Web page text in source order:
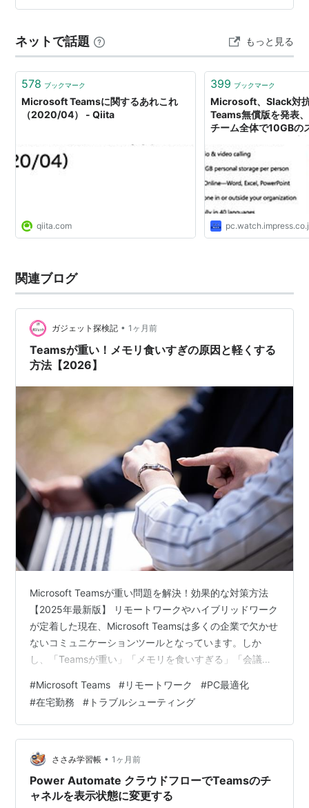
けができていないと、再起動やキャッシュ削除を繰り返
気づかずに30分間トラブルシューティングをしていた」
という経験があ…
ネットで話題 もっと見る
578 ブックマーク
Microsoft Teamsに関するあれこれ
（2020/04） - Qiita
qiita.com
399 ブックマーク
Microsoft、Slack対
Teams無償版を発表
チーム全体で10GBの
関連ブログ
ガジェット探検記 • 1ヶ月前
Teamsが重い！メモリ食いすぎの原因と軽くする
方法【2026】
Microsoft Teamsが重い問題を解決！効果的な対策方法
【2025年最新版】 リモートワークやハイブリッドワーク
が定着した現在、Microsoft Teamsは多くの企業で欠かせ
ないコミュニケーションツールとなっています。しか
し、「Teamsが重い」「メモリを食いすぎる」「会議中
る」といった悩みを抱えている方も多いのではないでし
ょうか。 多くのTeams利用者が、メモリ食いすぎによる
動作の重さに関する課題を感じているという声が聞かれ
ます。この記事では、IT運用の経験に基づいて、Teams
のメモリ食いすぎ・重さを軽くする具体的な対策方法…
#Microsoft Teams #リモートワーク #PC最適化
#在宅勤務 # トラブルシューティング
ささみ学習帳 • 1ヶ月前
Power Automate クラウドフローでTeamsのチ
ャネルを表示状態に変更する